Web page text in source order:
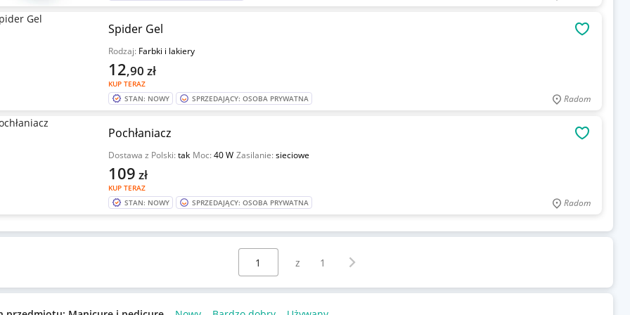
Spider Gel
Rodzaj: Farbki i lakiery
KUP TERAZ
12,90 zł
STAN: NOWY SPRZEDAJĄCY: OSOBA PRYWATNA Radom
Pochłaniacz
Dostawa z Polski:tak Moc:40 W Zasilanie:sieciowe
KUP TERAZ
109 zł
STAN: NOWY SPRZEDAJĄCY: OSOBA PRYWATNA Radom
Wybierz stronę:
z 1 Następna strona